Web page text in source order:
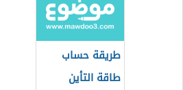
طريقة حساب
طاقة التأين